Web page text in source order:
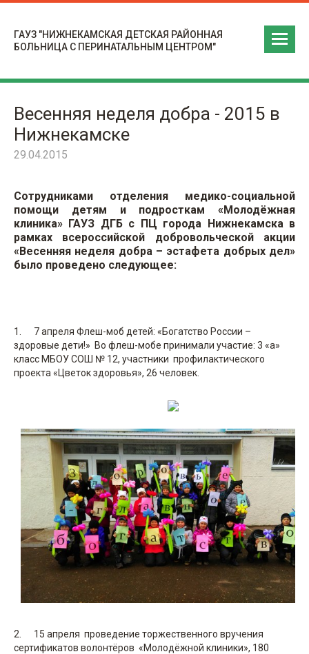
ГАУЗ "НИЖНЕКАМСКАЯ ДЕТСКАЯ РАЙОННАЯ
БОЛЬНИЦА С ПЕРИНАТАЛЬНЫМ ЦЕНТРОМ"
Весенняя неделя добра - 2015 в
Нижнекамске
29.04.2015
Сотрудниками отделения медико-социальной
помощи детям и подросткам «Молодёжная
клиника» ГАУЗ ДГБ с ПЦ города Нижнекамска в
рамках всероссийской добровольческой акции
«Весенняя неделя добра – эстафета добрых дел»
было проведено следующее:
1. 7 апреля Флеш-моб детей: «Богатство России –
здоровые дети!» Во флеш-мобе принимали участие: 3 «а»
класс МБОУ СОШ № 12, участники профилактического
проекта «Цветок здоровья», 26 человек.
2. 15 апреля проведение торжественного вручения
сертификатов волонтёров «Молодёжной клиники», 180